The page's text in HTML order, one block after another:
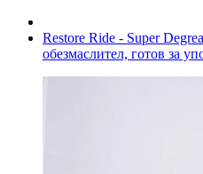
Restore Ride - Super
обезмаслител, готов за